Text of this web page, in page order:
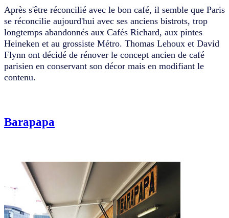
Après s'être réconcilié avec le bon café, il semble que Paris
se réconcilie aujourd'hui avec ses anciens bistrots, trop
longtemps abandonnés aux Cafés Richard, aux pintes
Heineken et au grossiste Métro. Thomas Lehoux et David
Flynn ont décidé de rénover le concept ancien de café
parisien en conservant son décor mais en modifiant le
contenu.
Barapapa